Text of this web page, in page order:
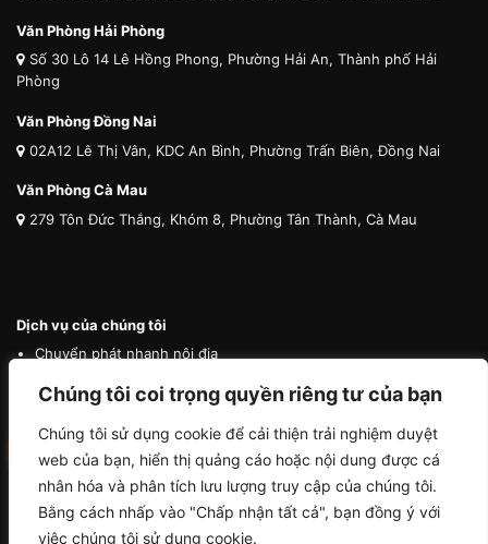
Chúng tôi coi trọng quyền riêng tư của bạn
Chúng tôi sử dụng cookie để cải thiện trải nghiệm duyệt
web của bạn, hiển thị quảng cáo hoặc nội dung được cá
nhân hóa và phân tích lưu lượng truy cập của chúng tôi.
Bằng cách nhấp vào "Chấp nhận tất cả", bạn đồng ý với
việc chúng tôi sử dụng cookie.
Văn Phòng Hải Phòng
Số 30 Lô 14 Lê Hồng Phong, Phường Hải An, Thành phố Hải
Phòng
Văn Phòng Đồng Nai
02A12 Lê Thị Vân, KDC An Bình, Phường Trấn Biên, Đồng Nai
Văn Phòng Cà Mau
279 Tôn Đức Thắng, Khóm 8, Phường Tân Thành, Cà Mau
Dịch vụ của chúng tôi
Chuyển phát nhanh nội địa
Chuyển phát nhanh quốc tế
Vận chuyển thú cưng
Mua hộ hàng nước ngoài